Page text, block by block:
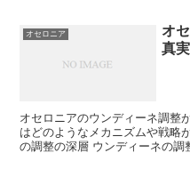
オセロニア
オ
真
オセロニアのウンディーネ調整
はどのようなメカニズムや戦略
の調整の深層 ウンディーネの